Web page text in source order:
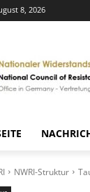
8, 2026
NWRI-Struktur